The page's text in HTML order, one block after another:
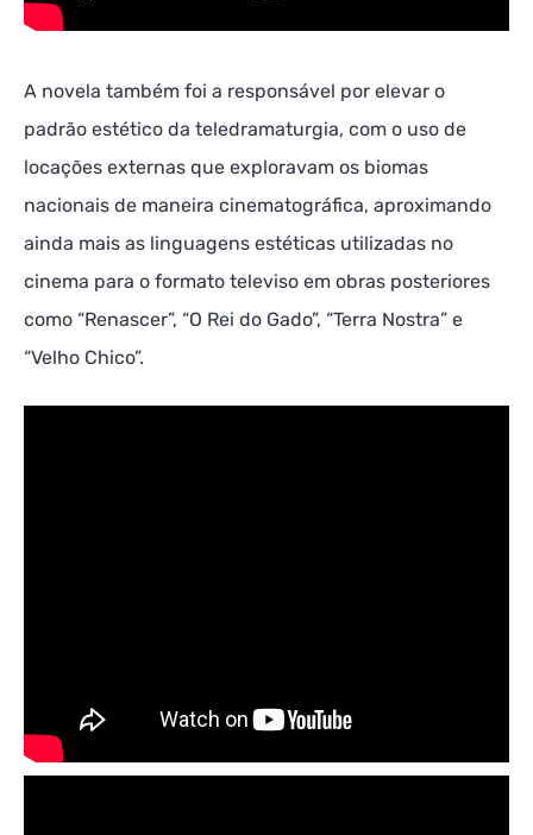
A novela também foi a responsável por elevar o
padrão estético da teledramaturgia, com o uso de
locações externas que exploravam os biomas
nacionais de maneira cinematográfica, aproximando
ainda mais as linguagens estéticas utilizadas no
cinema para o formato televiso em obras posteriores
como “Renascer”, “O Rei do Gado”, “Terra Nostra” e
“Velho Chico”.